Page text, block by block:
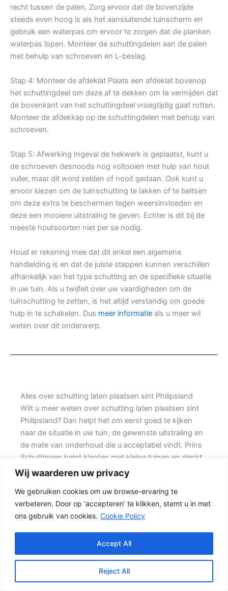
Wij waarderen uw privacy
We gebruiken cookies om uw browse-ervaring te
verbeteren. Door op ‘accepteren’ te klikken, stemt u in met
ons gebruik van cookies. Cookie Policy
Reject All
Accept All
recht tussen de palen. Zorg ervoor dat de bovenzijde
steeds even hoog is als het aansluitende tuinscherm en
gebruik een waterpas om ervoor te zorgen dat de planken
waterpas lopen. Monteer de schuttingdelen aan de palen
met behulp van schroeven en L-beslag.
Stap 4: Monteer de afdeklat Plaats een afdeklat bovenop
het schuttingdeel om deze af te dekken om te vermijden dat
de bovenkant van het schuttingdeel vroegtijdig gaat rotten.
Monteer de afdekkap op de schuttingdelen met behulp van
schroeven.
Stap 5: Afwerking Ingeval de hekwerk is geplaatst, kunt u
de schroeven desnoods nog voltooien met hulp van hout
vuller, maar dit word zelden of nooit gedaan. Ook kunt u
ervoor kiezen om de tuinschutting te lakken of te beitsen
om deze extra te beschermen tegen weersinvloeden en
deze een mooiere uitstraling te geven. Echter is dit bij de
meeste houtsoorten niet per se nodig.
Houd er rekening mee dat dit enkel een algemene
handleiding is en dat de juiste stappen kunnen verschillen
afhankelijk van het type schutting en de specifieke situatie
in uw tuin. Als u twijfelt over uw vaardigheden om de
tuinschutting te zetten, is het altijd verstandig om goede
hulp in te schakelen. Dus meer informatie als u meer wil
weten over dit onderwerp.
Alles over schutting laten plaatsen sint Philipsland
Wilt u meer weten over schutting laten plaatsen sint
Philipsland? Dan helpt het om eerst goed te kijken
naar de situatie in uw tuin, de gewenste uitstraling en
de mate van onderhoud die u acceptabel vindt. Prins
Schuttingen helpt klanten met kleine tuinen en denkt
mee over een duurzame oplossing.
De juiste erfafscheiding begint met een goed plan.
Wilt u zo min mogelijk onderhoud, dan is een
betonschutting of hout-beton combinatie vaak een
slimme keuze. Ook de ondergrond, de lengte van de
schutting en de aanwezigheid van poorten of hoeken
hebben invloed op de beste oplossing.